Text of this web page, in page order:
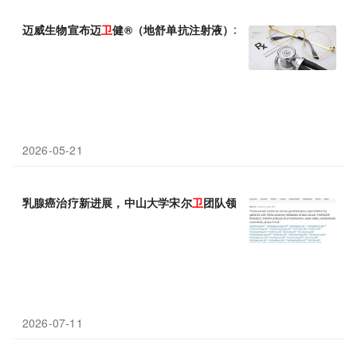
迈威生物宣布迈卫健®（地舒单抗注射液）增加适应症补充申请获
2026-05-21
乳腺癌治疗新进展，中山大学宋尔卫团队领衔，将无进展生存期延
2026-07-11